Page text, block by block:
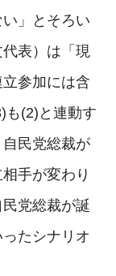
」とそろい
表）は「現
参加には含
も(2)と連動す
民党総裁が
手が変わり
党総裁が誕
たシナリオ